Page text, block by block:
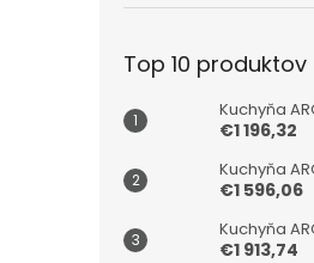
Top 10 produktov
Kuchyňa
€1 196,32
Kuchyňa
€1 596,06
Kuchyňa
€1 913,74